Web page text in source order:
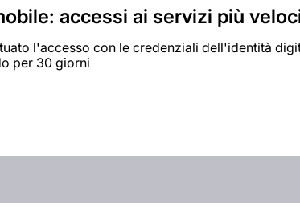
accessi ai servizi più
l'accesso con le credenziali dell'identità
per 30 giorni